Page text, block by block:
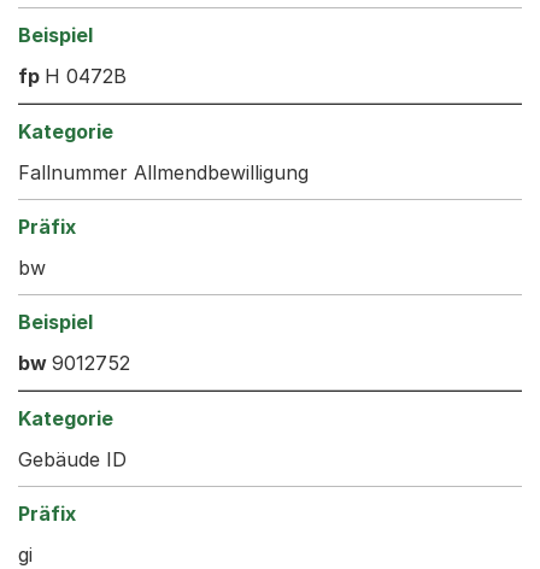
fp H 0472B
Fallnummer Allmendbewilligung
bw
bw 9012752
Gebäude ID
gi